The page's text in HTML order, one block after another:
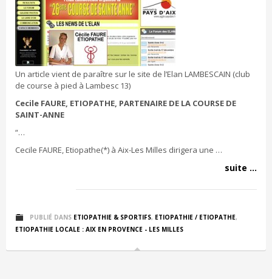
Un article vient de paraître sur le site de l’Elan LAMBESCAIN (club
de course à pied à Lambesc 13)
Cecile FAURE, ETIOPATHE, PARTENAIRE DE LA COURSE DE
SAINT-ANNE
“…
Cecile FAURE, Etiopathe(*) à Aix-Les Milles dirigera une …
suite ...
PUBLIÉ DANS ETIOPATHIE & SPORTIFS, ETIOPATHIE / ETIOPATHE,
ETIOPATHIE LOCALE : AIX EN PROVENCE - LES MILLES